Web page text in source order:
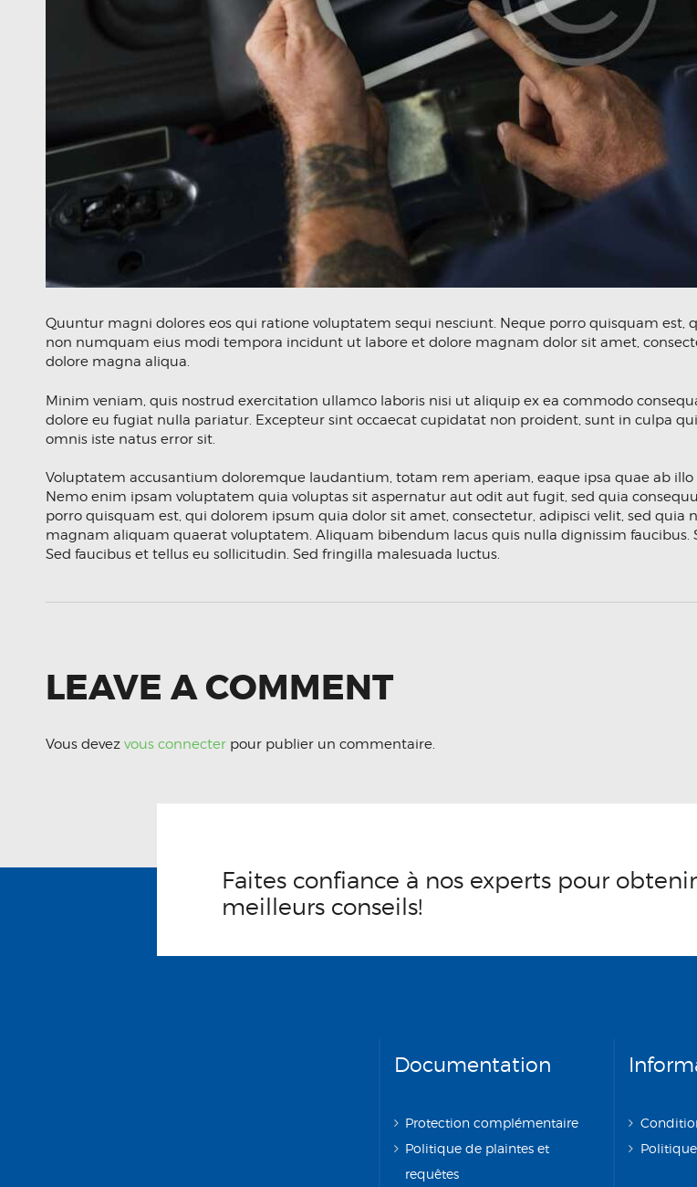
Quuntur magni dolores eos qui ratione voluptatem sequi nesciunt. Neque porro quisquam
non numquam eius modi tempora incidunt ut labore et dolore magnam dolor sit amet,
dolore magna aliqua.
Minim veniam, quis nostrud exercitation ullamco laboris nisi ut aliquip ex ea commodo
dolore eu fugiat nulla pariatur. Excepteur sint occaecat cupidatat non proident, sunt in culpa
omnis iste natus error sit.
Voluptatem accusantium doloremque laudantium, totam rem aperiam, eaque ipsa quae ab
Nemo enim ipsam voluptatem quia voluptas sit aspernatur aut odit aut fugit, sed quia
porro quisquam est, qui dolorem ipsum quia dolor sit amet, consectetur, adipisci velit, sed
magnam aliquam quaerat voluptatem. Aliquam bibendum lacus quis nulla dignissim
Sed faucibus et tellus eu sollicitudin. Sed fringilla malesuada luctus.
LEAVE A COMMENT
Vous devez vous connecter pour publier un commentaire.
Faites confiance à nos experts pour
meilleurs conseils!
Documentation
Protection complémentaire
Politique de plaintes et
requêtes